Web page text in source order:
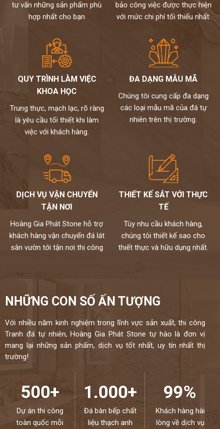
tư vấn những sản phẩm phù
hợp nhất cho bạn
bảo công việc được thực hiện
với mức chi phí tối thiểu nhất.
QUY TRÌNH LÀM VIỆC
KHOA HỌC
Trung thực, mạch lạc, rõ ràng
là yêu cầu tối thiết khi làm
việc với khách hàng.
ĐA DẠNG MẪU MÃ
Chúng tôi cung cấp đa dạng
các loại mẫu mã của đá tự
nhiên trên thị trường.
DỊCH VỤ VẬN CHUYỂN
TẬN NƠI
Hoàng Gia Phát Stone hỗ trợ
khách hàng vận chuyển đá lát
sân vườn tới tận nơi thi công
THIẾT KẾ SÁT VỚI THỰC
TẾ
Tùy nhu cầu khách hàng,
chúng tôi thiết kế sao cho
thiết thực và hữu dụng nhất.
NHỮNG CON SỐ ẤN TƯỢNG
Với nhiều năm kinh nghiệm trong lĩnh vực sản xuất, thi công
Tranh đá tự nhiên, Hoàng Gia Phát Stone tự hào là đơn vị
mang lại những sản phẩm, dịch vụ tốt nhất, uy tín nhất thị
trường!
500+
Dự án thi công
toàn quốc mỗi
1.000+
Đá bàn bếp chất
liệu thạch anh
99%
Khách hàng hài
lòng về dịch vụ